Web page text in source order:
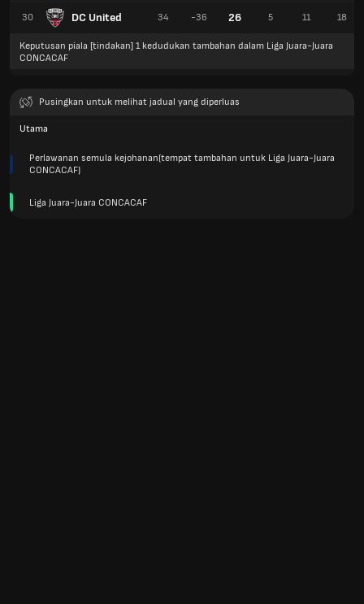
30 DC United 34 -36 26 5 11 18
Keputusan piala [tindakan] 1 kedudukan tambahan dalam Liga Juara-Juara
CONCACAF
Pusingkan untuk melihat jadual yang diperluas
Utama
Perlawanan semula kejohanan(tempat tambahan untuk Liga Juara-Juara
CONCACAF)
Liga Juara-Juara CONCACAF